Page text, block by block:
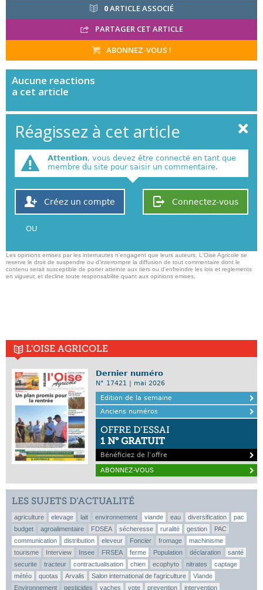
0ARTICLE ASSOCIÉ
PARTAGER CET ARTICLE
ABONNEZ-VOUS !
Aucune reactions
a cet article
Réagissez à cet article
Attention, vous devez être connecté en tant que
membre du site pour saisir un commentaire.
Connectez-vous
Créez un compte
OU
Les opinions emises par les internautes n'engagent que leurs auteurs. L'Oise Agricole se
reserve le droit de suspendre ou d'interrompre la diffusion de tout commentaire dont le
contenu serait susceptible de porter atteinte aux tiers ou d'enfreindre les lois et reglements
en vigueur, et decline toute responsabilite quant aux opinions emises,
L'OISE AGRICOLE
Dernier numéro
N° 17421 | mai 2026
Edition de la semaine
Anciens numéros
OFFRE D’ESSAI
1 N° GRATUIT
Bénéficiez de l’offre
ABONNEZ-VOUS
LES SUJETS D’ACTUALITÉ
agriculture elevage lait environnement viande eau diversification
pac
budget
agroalimentaire FDSEA sécheresse ruralité gestion
PAC
communication
distribution eleveur Foncier fromage
machinisme
tourisme
Interview Insee FRSEA ferme Population déclaration
santé
securite
tracteur contractualisation chien ecophyto nitrates
captage
météo
quotas Arvalis Salon international de l'agriculture
Viande
Environnement
pesticides vaches vote prevention intervention